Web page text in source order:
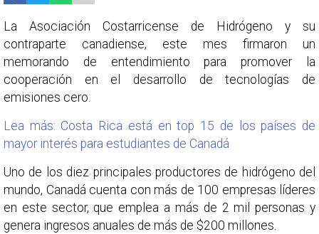
La Asociación Costarricense de Hidrógeno y su
contraparte canadiense, este mes firmaron un
memorando de entendimiento para promover la
cooperación en el desarrollo de tecnologías de
emisiones cero.
Lea más: Costa Rica está en top 15 de los países de
mayor interés para estudiantes de Canadá
Uno de los diez principales productores de hidrógeno del
mundo, Canadá cuenta con más de 100 empresas líderes
en este sector, que emplea a más de 2 mil personas y
genera ingresos anuales de más de $200 millones.